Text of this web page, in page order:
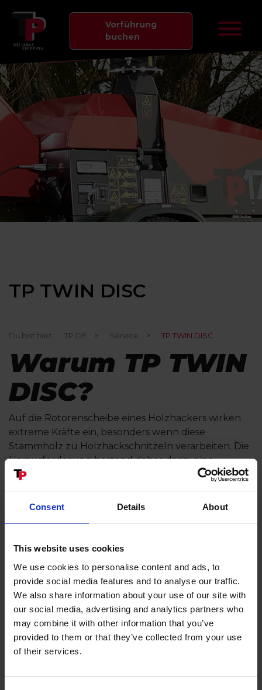
Consent Details About
This website uses cookies
We use cookies to personalise content and ads, to
provide social media features and to analyse our traffic.
We also share information about your use of our site with
our social media, advertising and analytics partners who
may combine it with other information that you’ve
provided to them or that they’ve collected from your use
of their services.
Vorführung
buchen
TP TWIN DISC
Du bist hier: TP DE > Service > TP TWIN DISC
Warum TP TWIN
DISC?
Auf die Rotorenscheibe eines Holzhackers wirken
extreme Kräfte ein, besonders wenn diese
Stammholz zu Holzhackschnitzeln verarbeiten. Die
Herausforderung bestand daher darin, eine
Rotorenscheibe zu konstruieren, welche die
Festigkeit und Stabilität hat um mit dieser Aufgabe
fertig zu werden, jedoch nicht zu schwer wird,
Die TP TWIN DISC sind 2 miteienander
verschweißte Scheiben, die einen exakten Abstand
mit Hilfe von Distanzstücken zueinander halten.
Diese Distanzstücke verbinden nicht nur die 2
Scheiben miteinander, sondern dienen auch als
Auswurfhile für die Hackschnitzel.
Auf der Außenseite der vorderen Scheibe sind die
Hackmesser montiert. Nach dem das